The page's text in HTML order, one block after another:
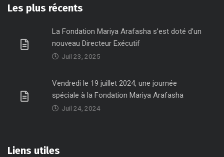
Les plus récents
La Fondation Mariya Arafasha s’est doté d’un
nouveau Directeur Exécutif
Juil 23, 2025
Vendredi le 19 juillet 2024, une journée
spéciale à la Fondation Mariya Arafasha
Juil 24, 2024
Liens utiles